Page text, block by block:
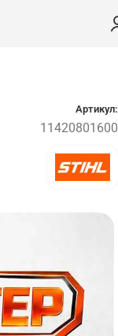
Артикул:
11420801600